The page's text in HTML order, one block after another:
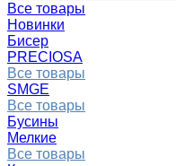
Все товары
Новинки
Бисер
PRECIOSA
Все товары
SMGE
Все товары
Бусины
Мелкие
Все товары